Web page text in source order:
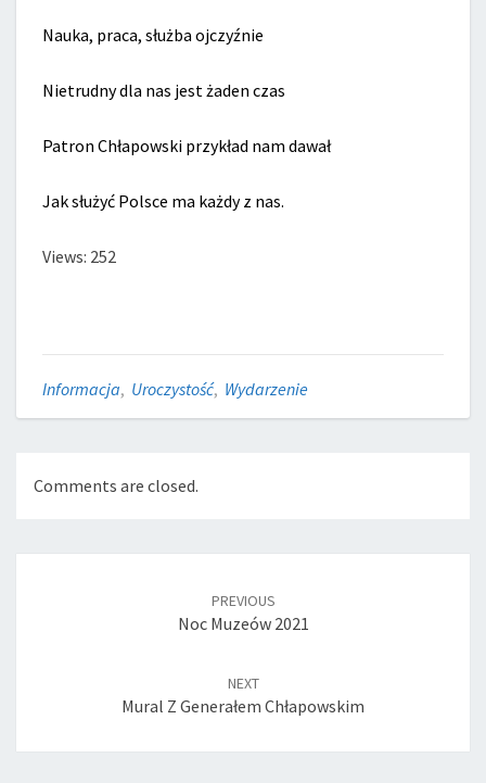
Nauka, praca, służba ojczyźnie
Nietrudny dla nas jest żaden czas
Patron Chłapowski przykład nam dawał
Jak służyć Polsce ma każdy z nas.
Views: 252
Informacja, Uroczystość, Wydarzenie
Comments are closed.
PREVIOUS
Noc Muzeów 2021
NEXT
Mural Z Generałem Chłapowskim